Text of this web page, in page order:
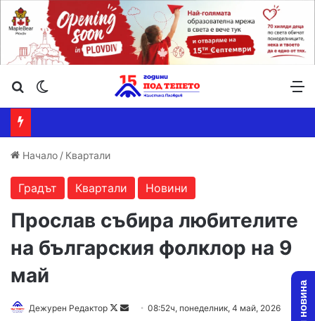
Търсене ...
Начало / Квартали
Градът Квартали Новини
Прослав събира любителите
на българския фолклор на 9
май
Дежурен Редактор
Follow
Send08:52ч, понеделник, 4 май, 2026